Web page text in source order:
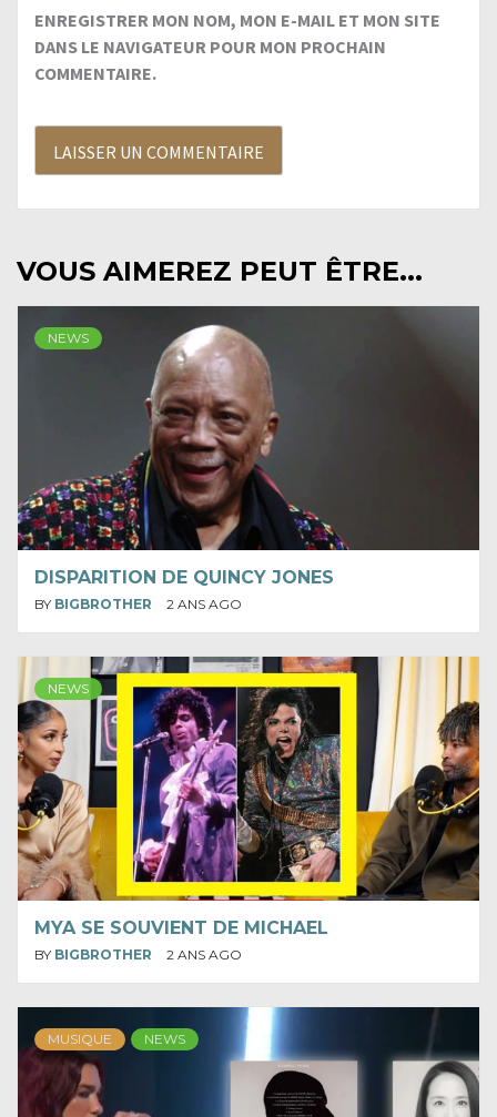
ENREGISTRER MON NOM, MON E-MAIL ET MON SITE
DANS LE NAVIGATEUR POUR MON PROCHAIN
COMMENTAIRE.
VOUS AIMEREZ PEUT ÊTRE...
NEWS
DISPARITION DE QUINCY JONES
BY BIGBROTHER 2 ANS AGO
NEWS
MYA SE SOUVIENT DE MICHAEL
BY BIGBROTHER 2 ANS AGO
MUSIQUE NEWS